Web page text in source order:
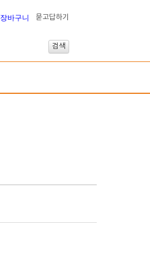
장바구니 묻고답하기